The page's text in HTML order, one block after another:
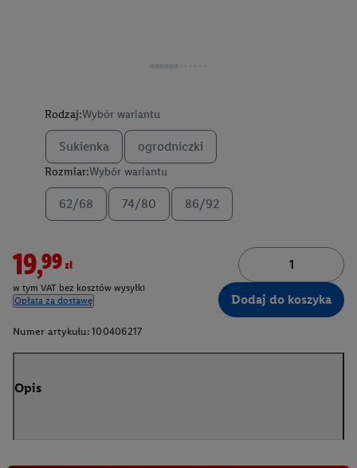
Rodzaj:Wybór wariantu
Sukienka ogrodniczki
Rozmiar:Wybór wariantu
62/68 74/80 86/92
19,99zł
w tym VAT bez kosztów wysyłki
Opłata za dostawę
Dodaj do koszyka
Numer artykułu: 100406217
Opis